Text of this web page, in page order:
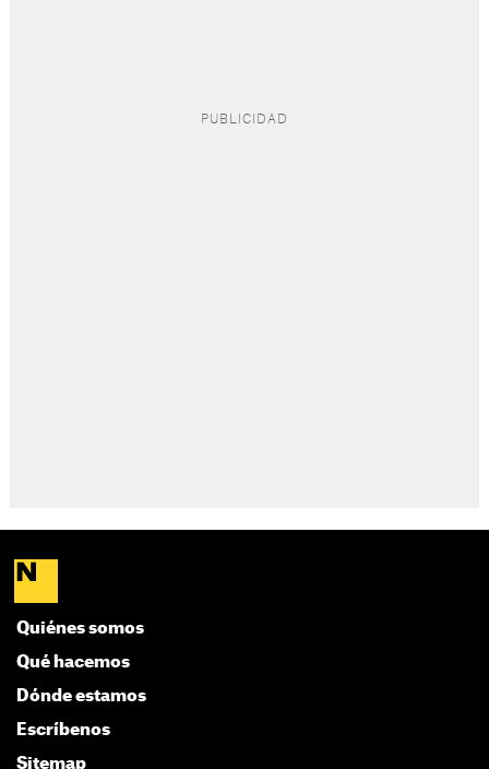
Quiénes somos
Qué hacemos
Dónde estamos
Escríbenos
Sitemap